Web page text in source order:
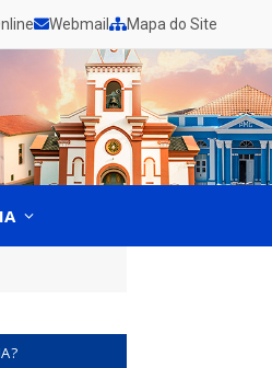
Webmail Mapa do Site